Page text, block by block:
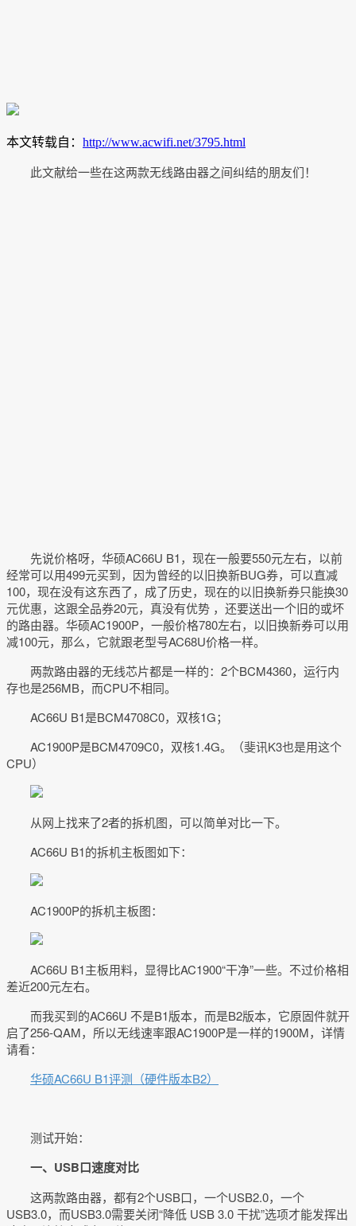
本文转载自： http://www.acwifi.net/3795.html
此文献给一些在这两款无线路由器之间纠结的朋友们！
先说价格呀，华硕AC66U B1，现在一般要550元左右，以前
经常可以用499元买到，因为曾经的以旧换新BUG券，可以直减
100，现在没有这东西了，成了历史，现在的以旧换新券只能换30
元优惠，这跟全品券20元，真没有优势 ，还要送出一个旧的或坏
的路由器。华硕AC1900P，一般价格780左右，以旧换新券可以用
减100元，那么，它就跟老型号AC68U价格一样。
两款路由器的无线芯片都是一样的：2个BCM4360，运行内
存也是256MB，而CPU不相同。
AC66U B1是BCM4708C0，双核1G；
AC1900P是BCM4709C0，双核1.4G。（斐讯K3也是用这个
CPU）
从网上找来了2者的拆机图，可以简单对比一下。
AC66U B1的拆机主板图如下：
AC1900P的拆机主板图：
AC66U B1主板用料，显得比AC1900“干净”一些。不过价格相
差近200元左右。
而我买到的AC66U 不是B1版本，而是B2版本，它原固件就开
启了256-QAM，所以无线速率跟AC1900P是一样的1900M，详情
请看：
华硕AC66U B1评测（硬件版本B2）
测试开始：
一、USB口速度对比
这两款路由器，都有2个USB口，一个USB2.0，一个
USB3.0，而USB3.0需要关闭“降低 USB 3.0 干扰”选项才能发挥出